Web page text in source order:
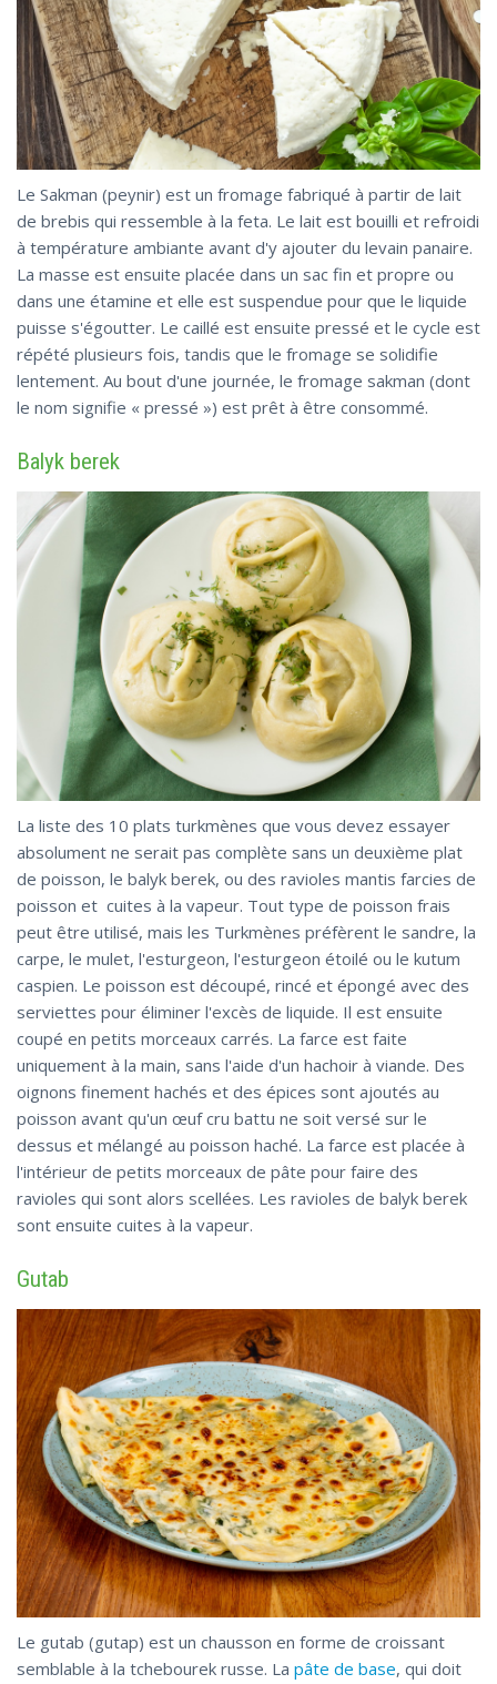
Le Sakman (peynir) est un fromage fabriqué à partir de lait
de brebis qui ressemble à la feta. Le lait est bouilli et refroidi
à température ambiante avant d'y ajouter du levain panaire.
La masse est ensuite placée dans un sac fin et propre ou
dans une étamine et elle est suspendue pour que le liquide
puisse s'égoutter. Le caillé est ensuite pressé et le cycle est
répété plusieurs fois, tandis que le fromage se solidifie
lentement. Au bout d'une journée, le fromage sakman (dont
le nom signifie « pressé ») est prêt à être consommé.
Balyk berek
La liste des 10 plats turkmènes que vous devez essayer
absolument ne serait pas complète sans un deuxième plat
de poisson, le balyk berek, ou des ravioles mantis farcies de
poisson et cuites à la vapeur. Tout type de poisson frais
peut être utilisé, mais les Turkmènes préfèrent le sandre, la
carpe, le mulet, l'esturgeon, l'esturgeon étoilé ou le kutum
caspien. Le poisson est découpé, rincé et épongé avec des
serviettes pour éliminer l'excès de liquide. Il est ensuite
coupé en petits morceaux carrés. La farce est faite
uniquement à la main, sans l'aide d'un hachoir à viande. Des
oignons finement hachés et des épices sont ajoutés au
poisson avant qu'un œuf cru battu ne soit versé sur le
dessus et mélangé au poisson haché. La farce est placée à
l'intérieur de petits morceaux de pâte pour faire des
ravioles qui sont alors scellées. Les ravioles de balyk berek
sont ensuite cuites à la vapeur.
Gutab
Le gutab (gutap) est un chausson en forme de croissant
semblable à la tchebourek russe. La pâte de base, qui doit